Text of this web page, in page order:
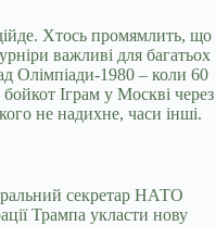
Хтось промямлить, що
важливі для багатьох
Олімпіади-1980 – коли 60
Іграм у Москві через
не надихне, часи інші.
секретар НАТО
Трампа укласти нову